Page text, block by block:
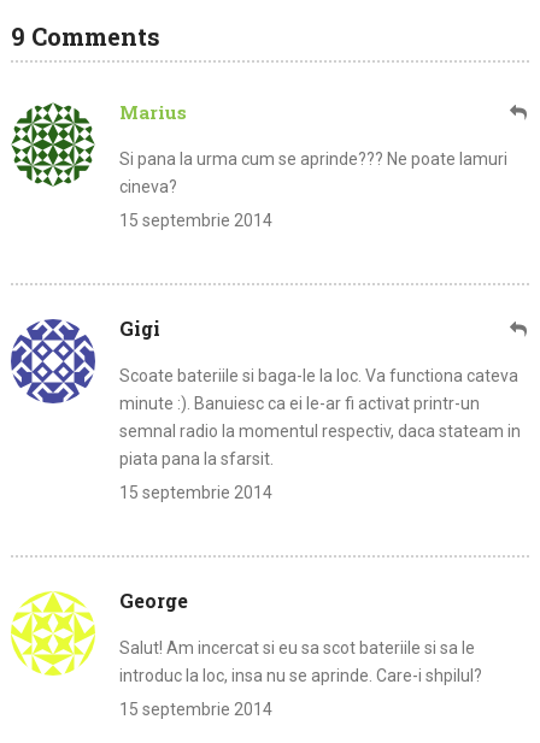
9 Comments
Marius
Si pana la urma cum se aprinde??? Ne poate lamuri
cineva?
15 septembrie 2014
Gigi
Scoate bateriile si baga-le la loc. Va functiona cateva
minute :). Banuiesc ca ei le-ar fi activat printr-un
semnal radio la momentul respectiv, daca stateam in
piata pana la sfarsit.
15 septembrie 2014
George
Salut! Am incercat si eu sa scot bateriile si sa le
introduc la loc, insa nu se aprinde. Care-i shpilul?
15 septembrie 2014